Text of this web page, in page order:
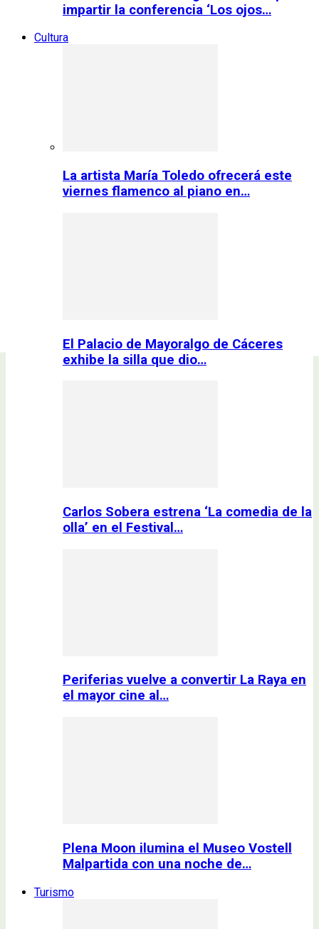
impartir la conferencia ‘Los ojos…
Cultura
La artista María Toledo ofrecerá este
viernes flamenco al piano en…
El Palacio de Mayoralgo de Cáceres
exhibe la silla que dio…
Carlos Sobera estrena ‘La comedia de la
olla’ en el Festival…
Periferias vuelve a convertir La Raya en
el mayor cine al…
Plena Moon ilumina el Museo Vostell
Malpartida con una noche de…
Turismo